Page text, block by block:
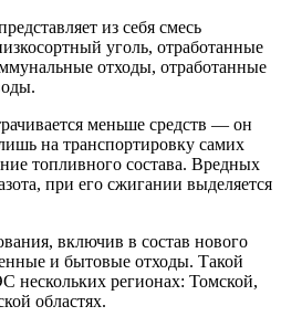
из себя смесь
уголь, отработанные
отходы, отработанные
меньше средств — он
на транспортировку самих
топливного состава. Вредных
при его сжигании выделяется
включив в состав нового
и бытовые отходы. Такой
нескольких регионах: Томской,
областях.